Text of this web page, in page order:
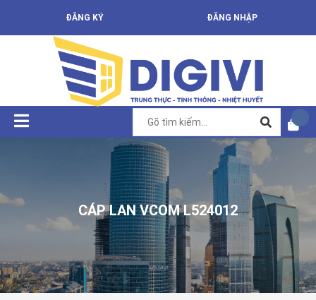
ĐĂNG KÝ ĐĂNG NHẬP
CÁP LAN VCOM L524012